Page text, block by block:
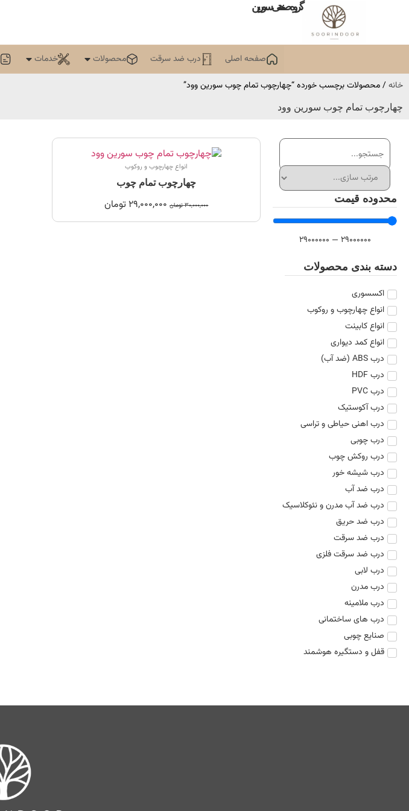
گروه صنعتی سورین
صفحه اصلی درب ضد سرقت محصولات خدمات
خانه/ محصولات برچسب خورده “چهارچوب تمام چوب سورین وود”
چهارچوب تمام چوب سورین وود
محدوده قیمت
29000000
—
29000000
دسته بندی محصولات
اکسسوری
انواع چهارچوب و روکوب
انواع کابینت
انواع کمد دیواری
درب ABS (ضد آب)
درب HDF
درب PVC
درب آکوستیک
درب اهنی حیاطی و تراسی
درب چوبی
درب روکش چوب
درب شیشه خور
درب ضد آب
درب ضد آب مدرن و نئوکلاسیک
درب ضد حریق
درب ضد سرقت
درب ضد سرقت فلزی
درب لابی
درب مدرن
درب ملامینه
درب های ساختمانی
صنایع چوبی
قفل و دستگیره هوشمند
انواع چهارچوب و روکوب
چهارچوب تمام چوب
30,000,000 تومان 29,000,000 تومان